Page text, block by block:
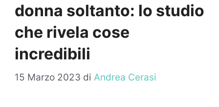
donna soltanto: lo studio
che rivela cose
incredibili
15 Marzo 2023 di Andrea Cerasi